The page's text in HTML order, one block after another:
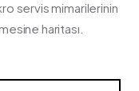
servis mimarilerinin
haritası.